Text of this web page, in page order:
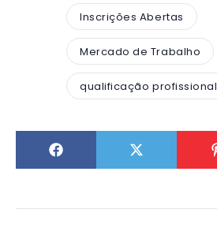
Inscrições Abertas
Mercado de Trabalho
qualificação profissional